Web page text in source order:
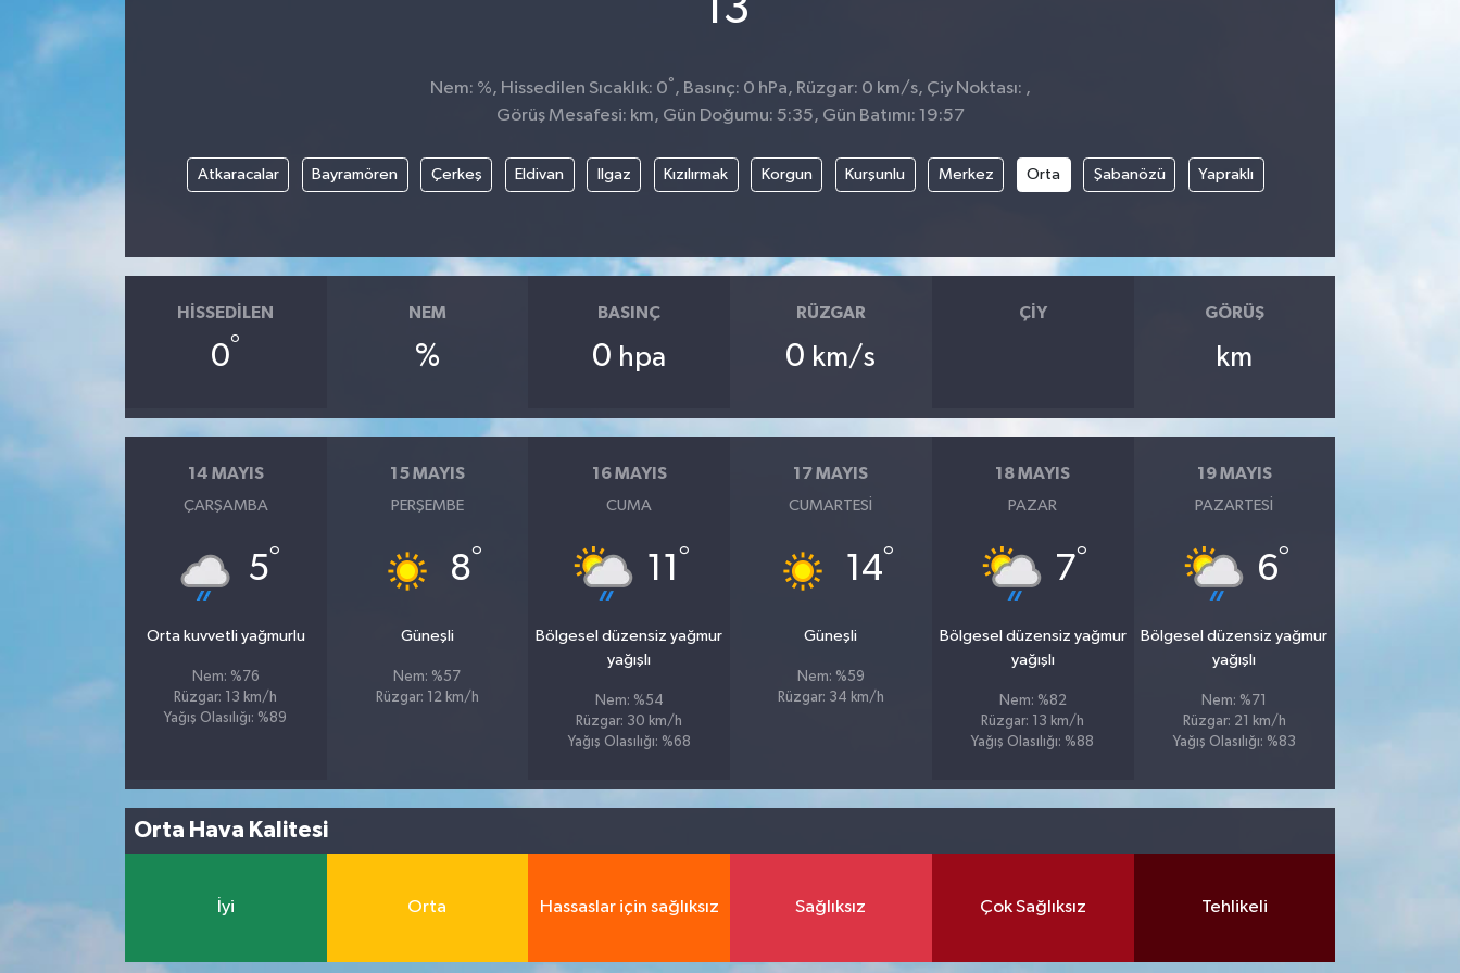
13
Nem: %, Hissedilen Sıcaklık: 0° , Basınç: 0 hPa, Rüzgar: 0 km/s, Çiy Noktası: ,
Görüş Mesafesi: km, Gün Doğumu: 5:35, Gün Batımı: 19:57
Atkaracalar Bayramören Çerkeş Eldivan Ilgaz Kızılırmak Korgun Kurşunlu Merkez Orta Şabanözü Yapraklı
HISSEDILEN
0°
NEM
%
BASINÇ
0 hpa
RÜZGAR
0 km/s
ÇIY GÖRÜŞ
km
14 MAYIS
ÇARŞAMBA
5°
Orta kuvvetli yağmurlu
Nem: %76
Rüzgar: 13 km/h
Yağış Olasılığı: %89
15 MAYIS
PERŞEMBE
8°
Güneşli
Nem: %57
Rüzgar: 12 km/h
16 MAYIS
CUMA
11 °
Bölgesel düzensiz yağmur
yağışlı
Nem: %54
Rüzgar: 30 km/h
Yağış Olasılığı: %68
17 MAYIS
CUMARTESI
14°
Güneşli
Nem: %59
Rüzgar: 34 km/h
18 MAYIS
PAZAR
7°
Bölgesel düzensiz yağmur
yağışlı
Nem: %82
Rüzgar: 13 km/h
Yağış Olasılığı: %88
19 MAYIS
PAZARTESI
6°
Bölgesel düzensiz yağmur
yağışlı
Nem: %71
Rüzgar: 21 km/h
Yağış Olasılığı: %83
Orta Hava Kalitesi
İyi Orta Hassaslar için sağlıksız Sağlıksız Çok Sağlıksız Tehlikeli
Spor